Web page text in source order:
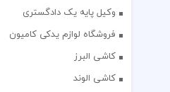
وکیل پایه یک دادگستری
فروشگاه لوازم یدکی کامیون
کاشی البرز
کاشی الوند